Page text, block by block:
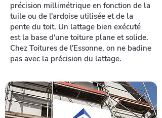
précision millimétrique en fonction de la
tuile ou de l'ardoise utilisée et de la
pente du toit. Un lattage bien exécuté
est la base d'une toiture plane et solide.
Chez Toitures de l'Essonne, on ne badine
pas avec la précision du lattage.